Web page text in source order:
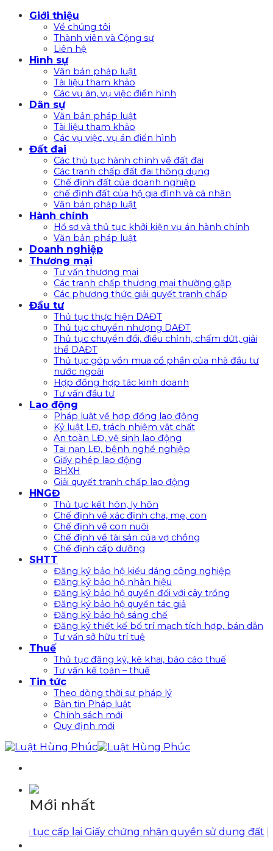
Giới thiệu
Về chúng tôi
Thành viên và Cộng sự
Liên hệ
Hình sự
Văn bản pháp luật
Tài liệu tham khảo
Các vụ án, vụ việc điển hình
Dân sự
Văn bản pháp luật
Tài liệu tham khảo
Các vụ việc, vụ án điển hình
Đất đai
Các thủ tục hành chính về đất đai
Các tranh chấp đất đai thông dụng
Chế định đất của doanh nghiệp
chế định đất của hộ gia đình và cá nhân
Văn bản pháp luật
Hành chính
Hồ sơ và thủ tục khởi kiện vụ án hành chính
Văn bản pháp luật
Doanh nghiệp
Thương mại
Tư vấn thương mại
Các tranh chấp thương mại thường gặp
Các phương thức giải quyết tranh chấp
Đầu tư
Thủ tục thực hiện DAĐT
Thủ tục chuyển nhượng DAĐT
Thủ tục chuyển đổi, điều chỉnh, chấm dứt, giải
thể DAĐT
Thủ tục góp vồn mua cổ phần của nhà đầu tư
nước ngoài
Hợp đồng hợp tác kinh doanh
Tư vấn đầu tư
Lao động
Pháp luật về hợp đồng lao động
Kỷ luật LĐ, trách nhiệm vật chất
An toàn LĐ, vệ sinh lao động
Tai nạn LĐ, bệnh nghề nghiệp
Giấy phép lao động
BHXH
Giải quyết tranh chấp lao động
HNGĐ
Thủ tục kết hôn, ly hôn
Chế định về xác định cha, mẹ, con
Chế định về con nuôi
Chế định về tài sản của vợ chồng
Chế định cấp dưỡng
SHTT
Đăng ký bảo hộ kiểu dáng công nghiệp
Đăng ký bảo hộ nhãn hiệu
Đăng ký bảo hộ quyền đối với cây trồng
Đăng ký bảo hộ quyền tác giả
Đăng ký bảo hộ sáng chế
Đăng ký thiết kế bố trí mạch tích hợp, bán dẫn
Tư vấn sở hữu trí tuệ
Thuế
Thủ tục đăng ký, kê khai, báo cáo thuế
Tư vấn kế toán – thuế
Tin tức
Theo dòng thời sự pháp lý
Bản tin Pháp luật
Chính sách mới
Quy định mới
Mới nhất
cấp lại Giấy chứng nhận quyền sử dụng đất|Luật